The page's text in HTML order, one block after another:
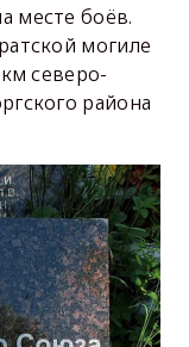
месте боёв.
могиле
северо-
района